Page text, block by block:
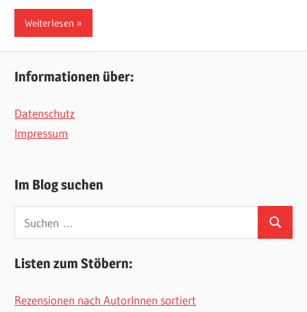
Weiterlesen
Informationen über:
Datenschutz
Impressum
Im Blog suchen
nach:
Suchen
Listen zum Stöbern:
Rezensionen nach AutorInnen sortiert